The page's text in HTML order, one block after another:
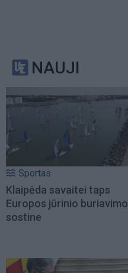
NAUJI
Sportas
Klaipėda savaitei taps
Europos jūrinio buriavimo
sostine